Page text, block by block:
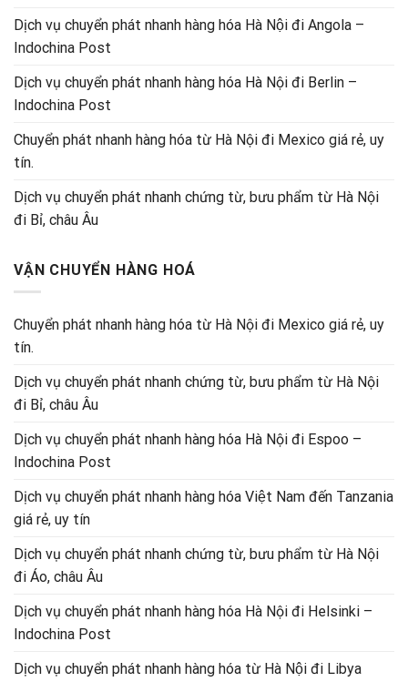
Dịch vụ chuyển phát nhanh hàng hóa Hà Nội đi Angola –
Indochina Post
Dịch vụ chuyển phát nhanh hàng hóa Hà Nội đi Berlin –
Indochina Post
Chuyển phát nhanh hàng hóa từ Hà Nội đi Mexico giá rẻ, uy
tín.
Dịch vụ chuyển phát nhanh chứng từ, bưu phẩm từ Hà Nội
đi Bỉ, châu Âu
VẬN CHUYỂN HÀNG HOÁ
Chuyển phát nhanh hàng hóa từ Hà Nội đi Mexico giá rẻ, uy
tín.
Dịch vụ chuyển phát nhanh chứng từ, bưu phẩm từ Hà Nội
đi Bỉ, châu Âu
Dịch vụ chuyển phát nhanh hàng hóa Hà Nội đi Espoo –
Indochina Post
Dịch vụ chuyển phát nhanh hàng hóa Việt Nam đến Tanzania
giá rẻ, uy tín
Dịch vụ chuyển phát nhanh chứng từ, bưu phẩm từ Hà Nội
đi Áo, châu Âu
Dịch vụ chuyển phát nhanh hàng hóa Hà Nội đi Helsinki –
Indochina Post
Dịch vụ chuyển phát nhanh hàng hóa từ Hà Nội đi Libya